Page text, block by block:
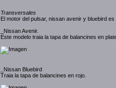
Transversales
El motor del pulsar, nissan avenir y bluebird
_Nissan Avenir.
Este modelo traia la tapa de balancines en
_Nissan Bluebird
Traia la tapa de balancines en rojo.